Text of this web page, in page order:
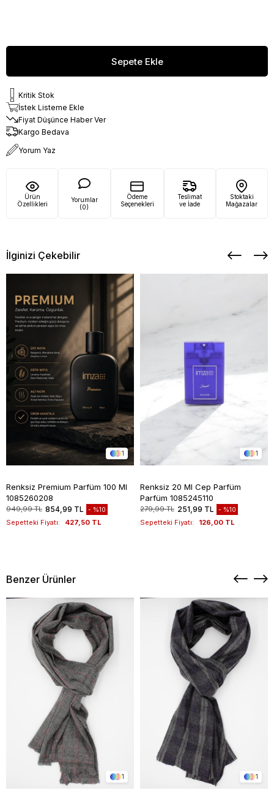
Kritik Stok
İstek Listeme Ekle
Fiyat Düşünce Haber Ver
Kargo Bedava
Yorum Yaz
Ürün
Özellikleri
Yorumlar
(0)
Ödeme
Seçenekleri
Teslimat
ve İade
Stoktaki
Mağazalar
İlginizi Çekebilir
1
Renksiz Premium Parfüm 100 Ml
1085260208
949,99 TL 854,99 TL %10
Sepetteki Fiyatı: 427,50 TL
1
Renksiz 20 Ml Cep Parfüm
Parfüm 1085245110
279,99 TL 251,99 TL %10
Sepetteki Fiyatı: 126,00 TL
Benzer Ürünler
1 1